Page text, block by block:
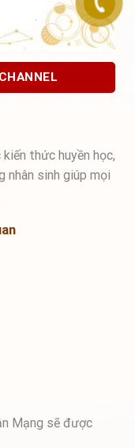
thức huyền học,
nhân sinh giúp mọi
Mạng sẽ được